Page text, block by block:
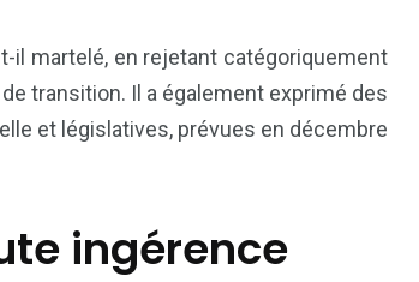
il martelé, en rejetant catégoriquement
transition. Il a également exprimé des
et législatives, prévues en décembre
ingérence